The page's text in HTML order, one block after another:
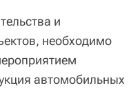
и
необходимо
автомобильных